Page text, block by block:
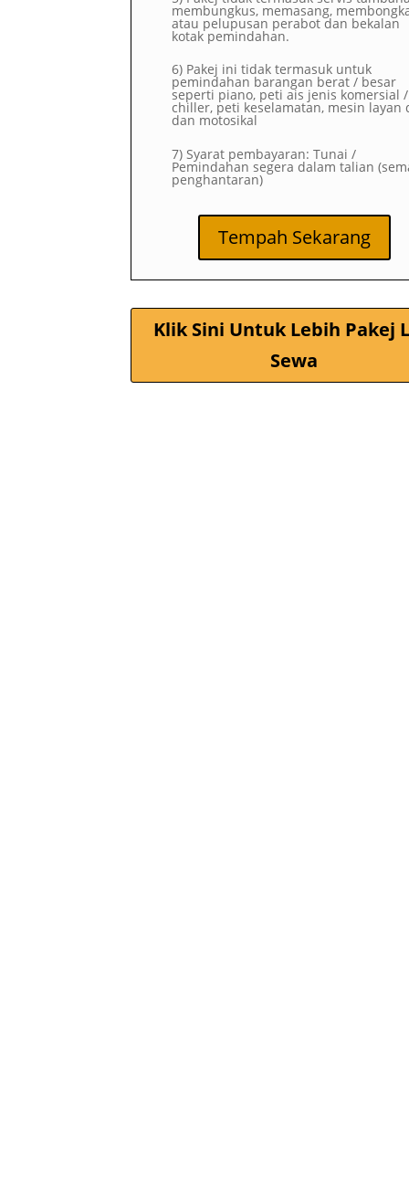
membungkus, memasang,
atau pelupusan perabot dan bekalan
kotak pemindahan.
6) Pakej ini tidak termasuk untuk
pemindahan barangan berat / besar
seperti piano, peti ais jenis komersial /
chiller, peti keselamatan, mesin layan
dan motosikal
7) Syarat pembayaran: Tunai /
Pemindahan segera dalam talian
penghantaran)
Tempah Sekarang
Klik Sini Untuk Lebih Pakej
Sewa